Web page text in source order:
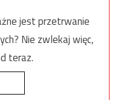
jest przetrwanie
Nie zwlekaj więc,
teraz.